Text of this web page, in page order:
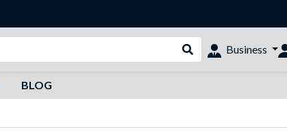
Webshop doorzoeken
Business
BLOG